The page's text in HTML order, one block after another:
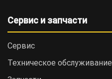
Сервис и запчасти
Сервис
Техническое обслуживание